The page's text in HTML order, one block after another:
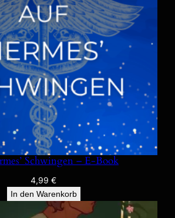
Schwingen – E-Book
4,99 €
In den Warenkorb